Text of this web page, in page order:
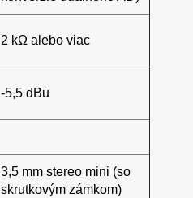
2 kΩ alebo viac
-5,5 dBu
3,5 mm stereo mini (so
skrutkovým zámkom)